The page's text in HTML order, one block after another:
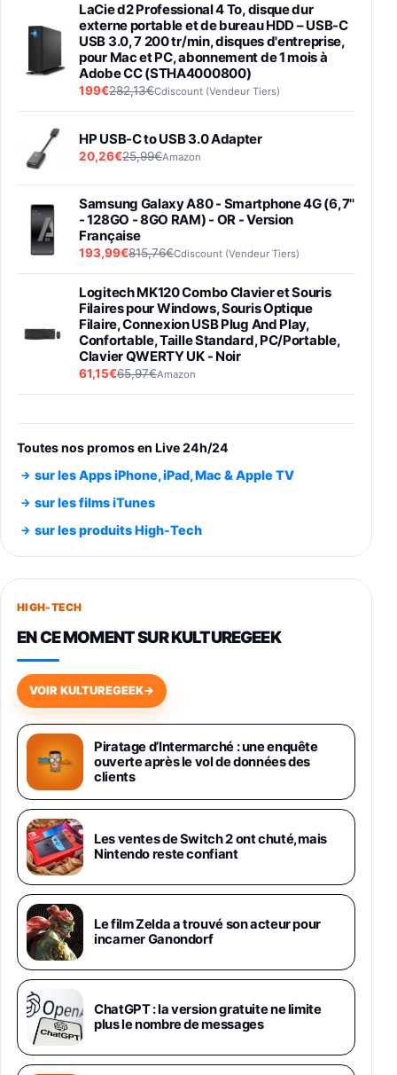
LaCie d2 Professional 4 To, disque dur
externe portable et de bureau HDD – USB-C
USB 3.0, 7 200 tr/min, disques d'entreprise,
pour Mac et PC, abonnement de 1 mois à
Adobe CC (STHA4000800)
199€282,13€Cdiscount (Vendeur Tiers)
HP USB-C to USB 3.0 Adapter
20,26€25,99€Amazon
Samsung Galaxy A80 - Smartphone 4G (6,7''
- 128GO - 8GO RAM) - OR - Version
Française
193,99€815,76€Cdiscount (Vendeur Tiers)
Logitech MK120 Combo Clavier et Souris
Filaires pour Windows, Souris Optique
Filaire, Connexion USB Plug And Play,
Confortable, Taille Standard, PC/Portable,
Clavier QWERTY UK - Noir
61,15€65,97€Amazon
entraénement direct 3 vitesses (33-45-78
trs/min) avec pre-ampli intégré et port USB
Smartphone SAMSUNG Galaxy S26 Ultra
891,99€1199€Fnac (Vendeur Tiers)
Smartphone SAMSUNG Galaxy S26+ Violet
749,99€
648,63€834,71€
Samsung Galaxy Miracle Ultra, Smartphone
Android 5G avec Galaxy AI, 512 Go,
Chargeur Secteur Rapide 25W Inclus,
Smartphone déverrouillé, Noir, Version FR
1019€
Galaxy S26 Ultra 512 Go Bleu
1019€1399€ Fnac (Vendeur Tiers)
Galaxy S26 Ultra 256 Go Violet
892€1199€Fnac (Vendeur Tiers)
Philips SHK2000BL - Casque Enfant - Bleu &
Répartiteur Audio 5 Casques, Blanc
24,94€29,96€Fnac (Vendeur Tiers)
Asus RT-AC59U Routeur sans Fil Double
Bande Gigabit (Serveur et Client VPN, Triple
Toutes nos promos en Live 24h/24
sur les Apps iPhone, iPad, Mac & Apple TV
sur les films iTunes
sur les produits High-Tech
HIGH-TECH
EN CE MOMENT SUR KULTUREGEEK
VOIR KULTUREGEEK→
Piratage d’Intermarché : une enquête
ouverte après le vol de données des
clients
Les ventes de Switch 2 ont chuté, mais
Nintendo reste confiant
Le film Zelda a trouvé son acteur pour
incarner Ganondorf
ChatGPT : la version gratuite ne limite
plus le nombre de messages